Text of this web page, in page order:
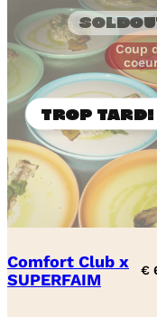
Coup
Comfort Club x
SUPERFAIM
€